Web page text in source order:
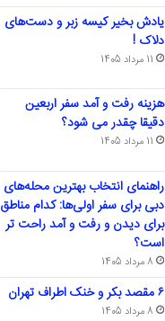
یادش بخیر کیسه‌ زبر و دست‌های
دلاک !
11 مرداد 1405
هزینه رفت و آمد سفر اربعین
دقیقا چقدر می شود؟
11 مرداد 1405
راهنمای انتخاب بهترین محله‌های
دبی برای سفر اولی‌ها: کدام مناطق
برای دیدن و رفت و آمد راحت تر
است؟
8 مرداد 1405
۶ مقصد بکر و خنک اطراف تهران
8 مرداد 1405